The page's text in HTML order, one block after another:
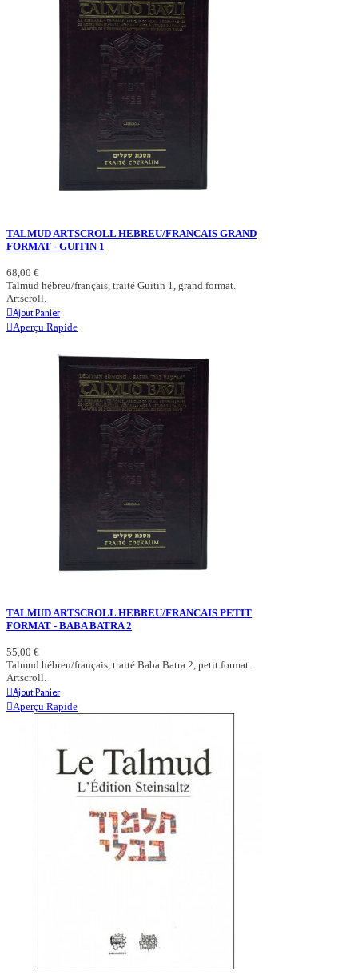
TALMUD ARTSCROLL HEBREU/FRANCAIS GRAND
FORMAT - GUITIN 1
68,00 €
Talmud hébreu/français, traité Guitin 1, grand format.
Artscroll.
Ajout Panier
Aperçu Rapide
TALMUD ARTSCROLL HEBREU/FRANCAIS PETIT
FORMAT - BABA BATRA 2
55,00 €
Talmud hébreu/français, traité Baba Batra 2, petit format.
Artscroll.
Ajout Panier
Aperçu Rapide